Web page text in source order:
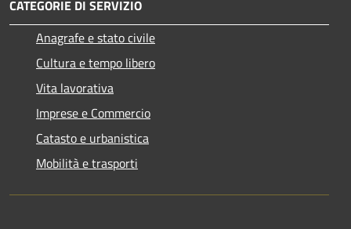
CATEGORIE DI SERVIZIO
Anagrafe e stato civile
Cultura e tempo libero
Vita lavorativa
Imprese e Commercio
Catasto e urbanistica
Mobilità e trasporti